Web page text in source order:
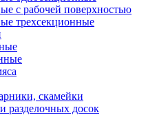
с рабочей поверхностью
трехсекционные
скамейки
разделочных досок